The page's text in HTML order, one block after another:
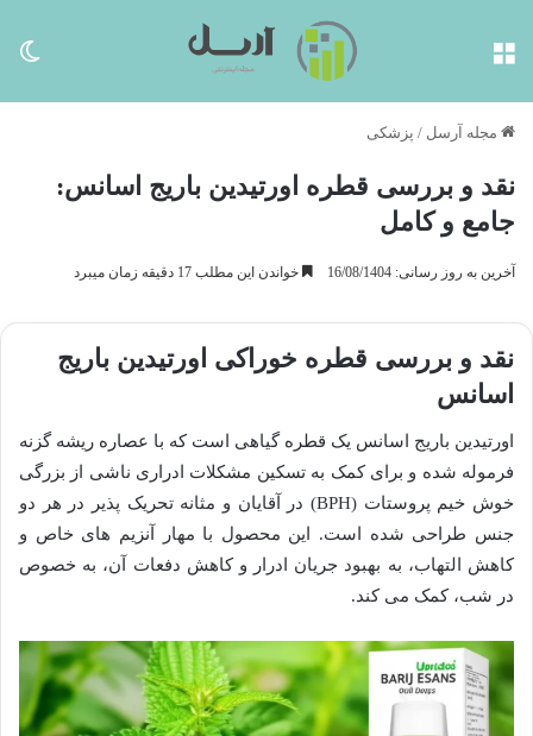
مجله آرسل / پزشکی
نقد و بررسی قطره اورتیدین باریج اسانس:
جامع و کامل
آخرین به روز رسانی: 16/08/1404 خواندن این مطلب 17 دقیقه زمان میبرد
نقد و بررسی قطره خوراکی اورتیدین باریج
اسانس
اورتیدین باریج اسانس یک قطره گیاهی است که با عصاره ریشه گزنه
فرموله شده و برای کمک به تسکین مشکلات ادراری ناشی از بزرگی
خوش خیم پروستات (BPH) در آقایان و مثانه تحریک پذیر در هر دو
جنس طراحی شده است. این محصول با مهار آنزیم های خاص و
کاهش التهاب، به بهبود جریان ادرار و کاهش دفعات آن، به خصوص
در شب، کمک می کند.